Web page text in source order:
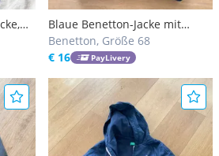
Blaue Benetton-Jacke mit
Ohren
Benetton, Größe 68
€ 16
PayLivery